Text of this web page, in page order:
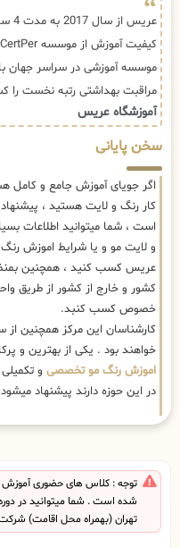
مراقبت بهداشتی رتبه نخست
آموزشگاه عریس
سخن پایانی
اگر جویای آموزش جامع و کامل
کار رنگ و لایت هستید ،
است ، شما میتوانید اطلاعات
و لایت مو و یا شرایط اموزش
عریس کسب کنید ، همچنین
کشور و خارج از کشور از طریق
خصوص کسب کنبد.
خواهند بود . یکی از بهترین و
اموزش رنگ مو تخصصی
در این حوزه دارند پیشنهاد
توجه : کلاس های حضوری
شده است . شما میتوانید در
تهران (بهمراه محل اقامت) شرکت